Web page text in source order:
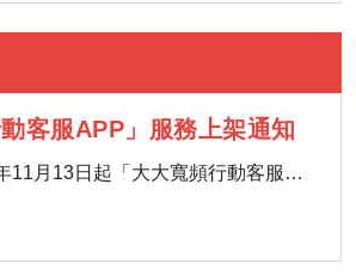
動客服APP」服務上架通知
11月13日起「大大寬頻行動客服
詢寬頻網路相關功能